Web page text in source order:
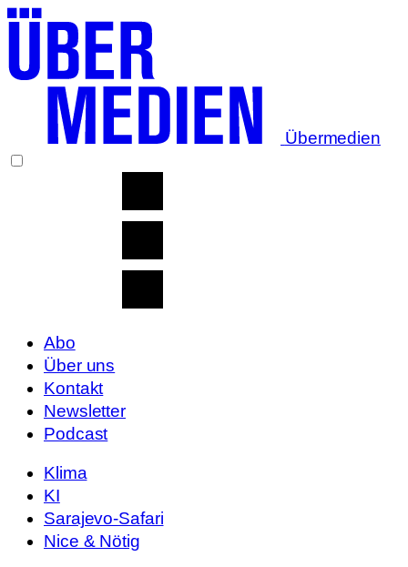
Übermedien
Abo
Über uns
Kontakt
Newsletter
Podcast
Klima
KI
Sarajevo-Safari
Nice & Nötig